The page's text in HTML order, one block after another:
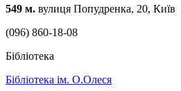
549 м. вулиця Попудренка, 20, Київ
(096) 860-18-08
Бібліотека
Бібліотека ім. О.Олеся